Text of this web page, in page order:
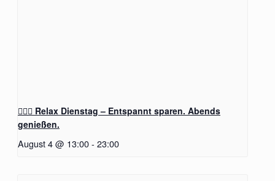
🧖‍♂️✨ Relax Dienstag – Entspannt sparen. Abends
genießen.
August 4 @ 13:00- 23:00